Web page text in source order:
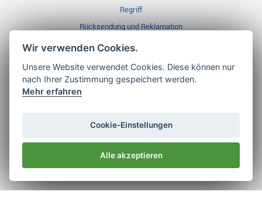
Regriff
Rücksendung und Reklamation
Widerrufsbelehrung
Golf Brothers.de
Neuheiten
Impressum
Wir verwenden Cookies.
Unsere Website verwendet Cookies. Diese können nur
nach Ihrer Zustimmung gespeichert werden.
Mehr erfahren
Cookie-Einstellungen
Alle akzeptieren